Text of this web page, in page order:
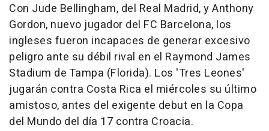
Con Jude Bellingham, del Real Madrid, y Anthony
Gordon, nuevo jugador del FC Barcelona, los
ingleses fueron incapaces de generar excesivo
peligro ante su débil rival en el Raymond James
Stadium de Tampa (Florida). Los 'Tres Leones'
jugarán contra Costa Rica el miércoles su último
amistoso, antes del exigente debut en la Copa
del Mundo del día 17 contra Croacia.